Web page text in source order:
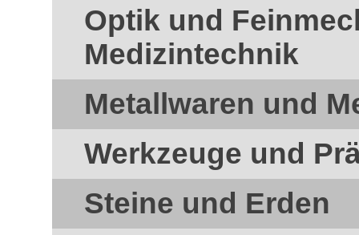
Optik und
Medizintechnik
Metallwaren und
Werkzeuge und
Steine und Erden